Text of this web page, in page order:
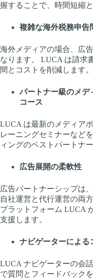
握することで、時間短縮
複雑な海外税務申告
海外メディアの場合、広
なります。 LUCA は請求
間とコストを削減します。
パートナー級のメデ
コース
LUCA は最新のメディア
レーニングセミナーなど
ィングのベストパートナ
広告展開の柔軟性
広告パートナーシップは
自社運営と代行運営の両
プラットフォーム LUCA
支援します。
ナビゲーターによる
LUCA ナビゲーターの会
で質問とフィードバック